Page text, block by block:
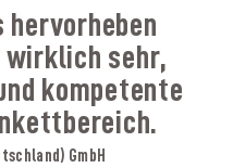
hervorheben
wirklich sehr,
kompetente
GmbH